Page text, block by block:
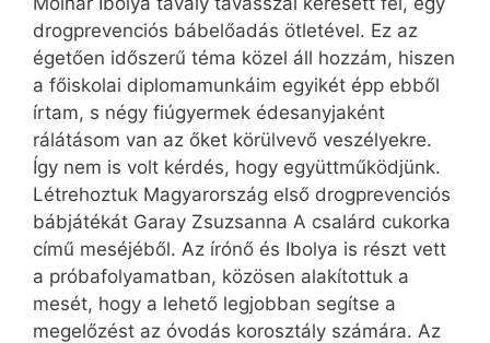
drogprevenciós bábelőadás ötletével. Ez az
égetően időszerű téma közel áll hozzám, hiszen
a főiskolai diplomamunkáim egyikét épp ebből
írtam, s négy fiúgyermek édesanyjaként
rálátásom van az őket körülvevő veszélyekre.
Így nem is volt kérdés, hogy együttműködjünk.
Létrehoztuk Magyarország első drog­pre­ven­ciós
bábjátékát Garay Zsuzsanna A csalárd cukorka
című meséjéből. Az írónő és Ibolya is részt vett
a próbafolyamatban, közösen alakítottuk a
mesét, hogy a lehető legjobban segítse a
megelőzést az óvodás korosztály számára. Az